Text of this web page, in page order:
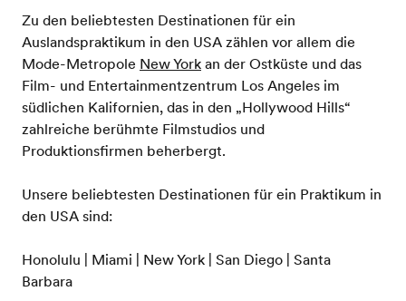
Zu den beliebtesten Destinationen für ein
Auslandspraktikum in den USA zählen vor allem die
Mode-Metropole New Yorkan der Ostküste und das
Film- und Entertainmentzentrum Los Angeles im
südlichen Kalifornien, das in den „Hollywood Hills“
zahlreiche berühmte Filmstudios und
Produktionsfirmen beherbergt.
Unsere beliebtesten Destinationen für ein Praktikum in
den USA sind:
Honolulu | Miami | New York | San Diego | Santa
Barbara